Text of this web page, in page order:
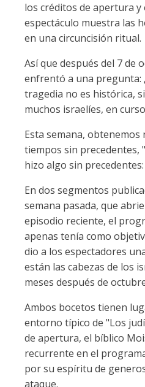
los créditos de apertura
espectáculo muestra las
en una circuncisión ritual.
Así que después del 7 de
enfrentó a una pregunta:
tragedia no es histórica,
muchos israelíes, en
Esta semana,
tiempos sin precedentes,
hizo algo sin
En dos segmentos
semana pasada, que
episodio reciente, el
apenas tenía como
dio a los espectadores
están las cabezas de los
meses después de
Ambos bocetos tienen
entorno típico de "Los
de apertura, el bíblico
recurrente en el
por su espíritu de
ataque.